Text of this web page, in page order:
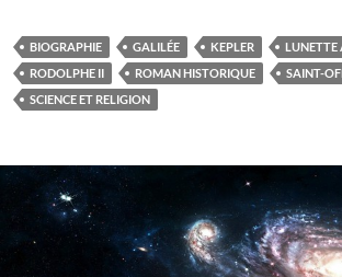
BIOGRAPHIE GALILÉE KEPLER
LUNETTE
RODOLPHE II
ROMAN HISTORIQUE
SAINT-
SCIENCE ET RELIGION